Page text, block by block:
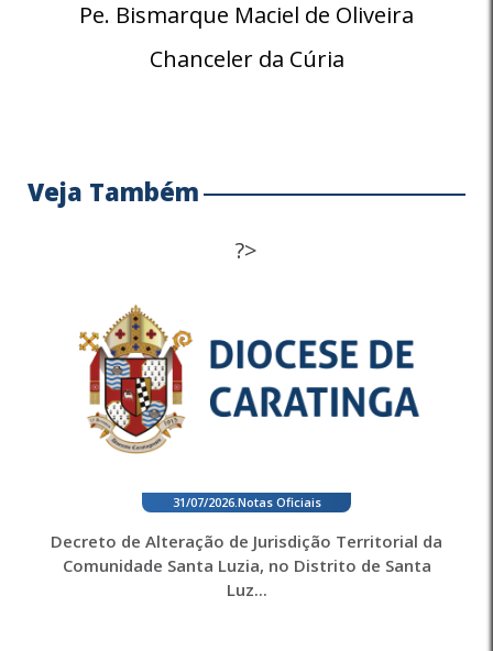
Pe. Bismarque Maciel de Oliveira
Chanceler da Cúria
Veja Também
?>
31/07/2026. Notas Oficiais
Decreto de Alteração de Jurisdição Territorial da
Comunidade Santa Luzia, no Distrito de Santa
Luz...